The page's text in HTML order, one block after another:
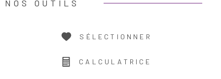
NOS OUTILS
SÉLECTIONNER
CALCULATRICE